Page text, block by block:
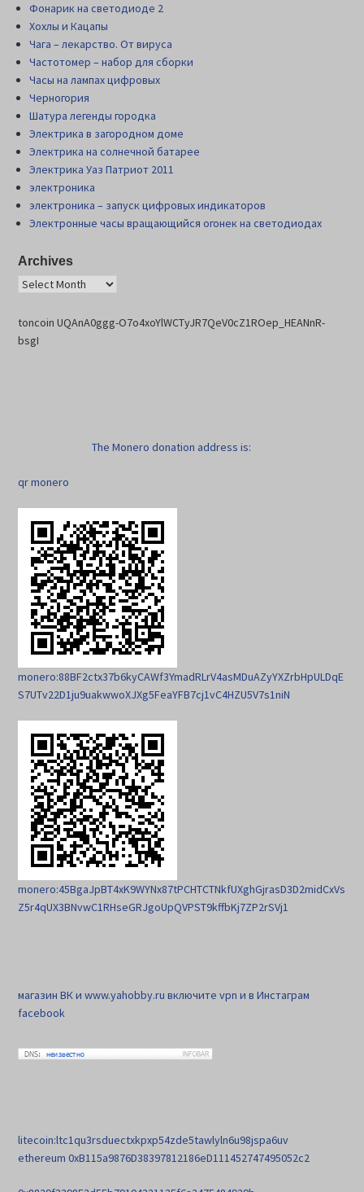
Фонарик на светодиоде 2
Хохлы и Кацапы
Чага – лекарство. От вируса
Частотомер – набор для сборки
Часы на лампах цифровых
Черногория
Шатура легенды городка
Электрика в загородном доме
Электрика на солнечной батарее
Электрика Уаз Патриот 2011
электроника
электроника – запуск цифровых индикаторов
Электронные часы вращающийся огонек на светодиодах
Archives
toncoin UQAnA0ggg-O7o4xoYlWCTyJR7QeV0cZ1ROep_HEANnR-
bsgI
The Monero donation address is:
qr monero
monero:88BF2ctx37b6kyCAWf3YmadRLrV4asMDuAZyYXZrbHpULDqE
S7UTv22D1ju9uakwwoXJXg5FeaYFB7cj1vC4HZU5V7s1niN
monero:45BgaJpBT4xK9WYNx87tPCHTCTNkfUXghGjrasD3D2midCxVs
Z5r4qUX3BNvwC1RHseGRJgoUpQVPST9kffbKj7ZP2rSVj1
магазин ВК и www.yahobby.ru включите vpn и в Инстаграм
facebook
litecoin:ltc1qu3rsduectxkpxp54zde5tawlyln6u98jspa6uv
ethereum 0xB115a9876D38397812186eD111452747495052c2